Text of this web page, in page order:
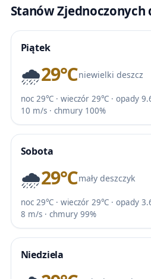
Stanów Zjednoczonych
Piątek
🌧️29℃niewielki deszcz
noc 29℃ · wieczór 29℃ · opady
10 m/s · chmury 100%
Sobota
🌧️29℃mały deszczyk
noc 29℃ · wieczór 29℃ · opady
8 m/s · chmury 99%
Niedziela